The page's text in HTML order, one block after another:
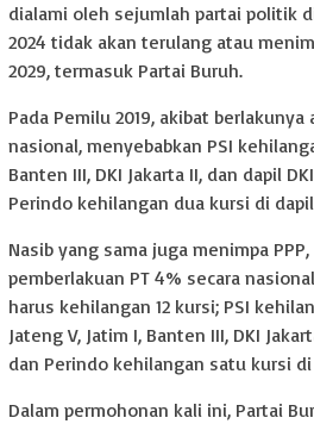
dialami oleh sejumlah partai politik
2024 tidak akan terulang atau
2029, termasuk Partai Buruh.
Pada Pemilu 2019, akibat berlakunya
nasional, menyebabkan PSI
Banten III, DKI Jakarta II, dan dapil
Perindo kehilangan dua kursi di
Nasib yang sama juga menimpa
pemberlakuan PT 4% secara
harus kehilangan 12 kursi; PSI
Jateng V, Jatim I, Banten III, DKI
dan Perindo kehilangan satu kursi di
Dalam permohonan kali ini, Partai